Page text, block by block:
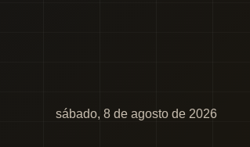
sábado, 8 de agosto de 2026